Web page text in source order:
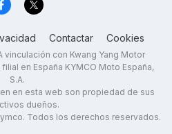
Contactar Cookies
vinculación con Kwang Yang Motor
en España KYMCO Moto España,
S.A.
en esta web son propiedad de sus
dueños.
Todos los derechos reservados.